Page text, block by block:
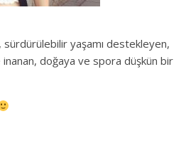
yaşamı destekleyen,
doğaya ve spora düşkün bir